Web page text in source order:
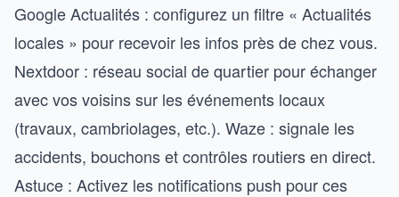
Google Actualités : configurez un filtre « Actualités
locales » pour recevoir les infos près de chez vous.
Nextdoor : réseau social de quartier pour échanger
avec vos voisins sur les événements locaux
(travaux, cambriolages, etc.). Waze : signale les
accidents, bouchons et contrôles routiers en direct.
Astuce : Activez les notifications push pour ces